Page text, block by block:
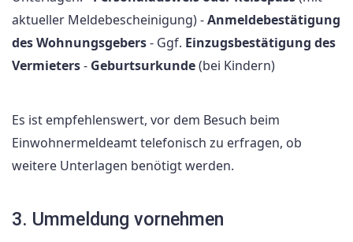
aktueller Meldebescheinigung) -Anmeldebestätigung
des Wohnungsgebers- Ggf. Einzugsbestätigung des
Vermieters- Geburtsurkunde(bei Kindern)
Es ist empfehlenswert, vor dem Besuch beim
Einwohnermeldeamt telefonisch zu erfragen, ob
weitere Unterlagen benötigt werden.
3. Ummeldung vornehmen